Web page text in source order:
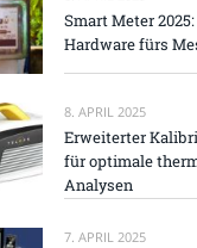
Smart Meter
Hardware fürs
8. APRIL 2025
Erweiterter
für optimale
Analysen
7. APRIL 2025